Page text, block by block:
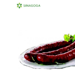
HEMIJSKI
OSVEZIVACI
KOZMETIKA